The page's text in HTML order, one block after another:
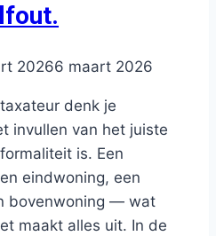
20266 maart 2026
denk je
invullen van het juiste
is. Een
eindwoning, een
bovenwoning — wat
maakt alles uit. In de